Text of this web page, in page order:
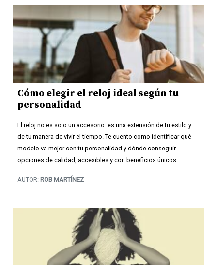
Cómo elegir el reloj ideal según tu
personalidad
El reloj no es solo un accesorio: es una extensión de tu estilo y
de tu manera de vivir el tiempo. Te cuento cómo identificar qué
modelo va mejor con tu personalidad y dónde conseguir
opciones de calidad, accesibles y con beneficios únicos.
AUTOR: ROB MARTÍNEZ